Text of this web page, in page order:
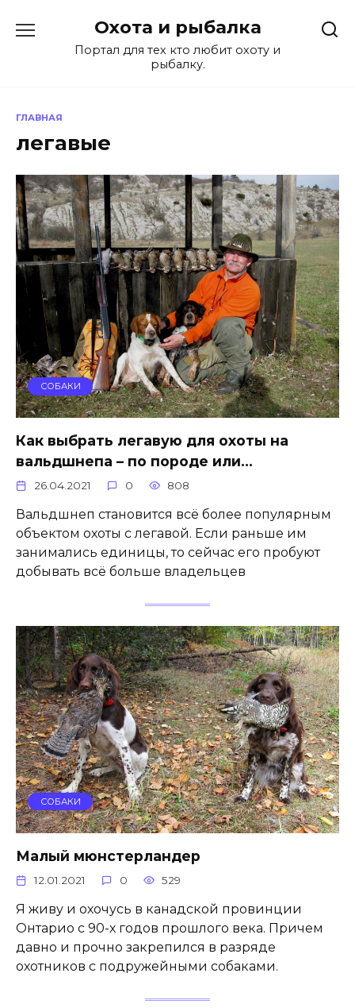
содержанию
Охота и рыбалка
Портал для тех кто любит охоту и
рыбалку.
ГЛАВНАЯ
легавые
СОБАКИ
Как выбрать легавую для охоты на
вальдшнепа – по породе или…
26.04.2021 0 808
Вальдшнеп становится всё более популярным
объектом охоты с легавой. Если раньше им
занимались единицы, то сейчас его пробуют
добывать всё больше владельцев
СОБАКИ
Малый мюнстерландер
12.01.2021 0 529
Я живу и охочусь в канадской провинции
Онтарио с 90-х годов прошлого века. Причем
давно и прочно закрепился в разряде
охотников с подружейными собаками.